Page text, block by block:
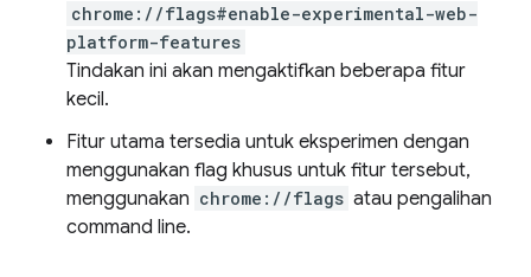
chrome://flags#enable-experimental-web-
platform-features
Tindakan ini akan mengaktifkan beberapa fitur
kecil.
Fitur utama tersedia untuk eksperimen dengan
menggunakan flag khusus untuk fitur tersebut,
menggunakan chrome://flags atau pengalihan
command line.